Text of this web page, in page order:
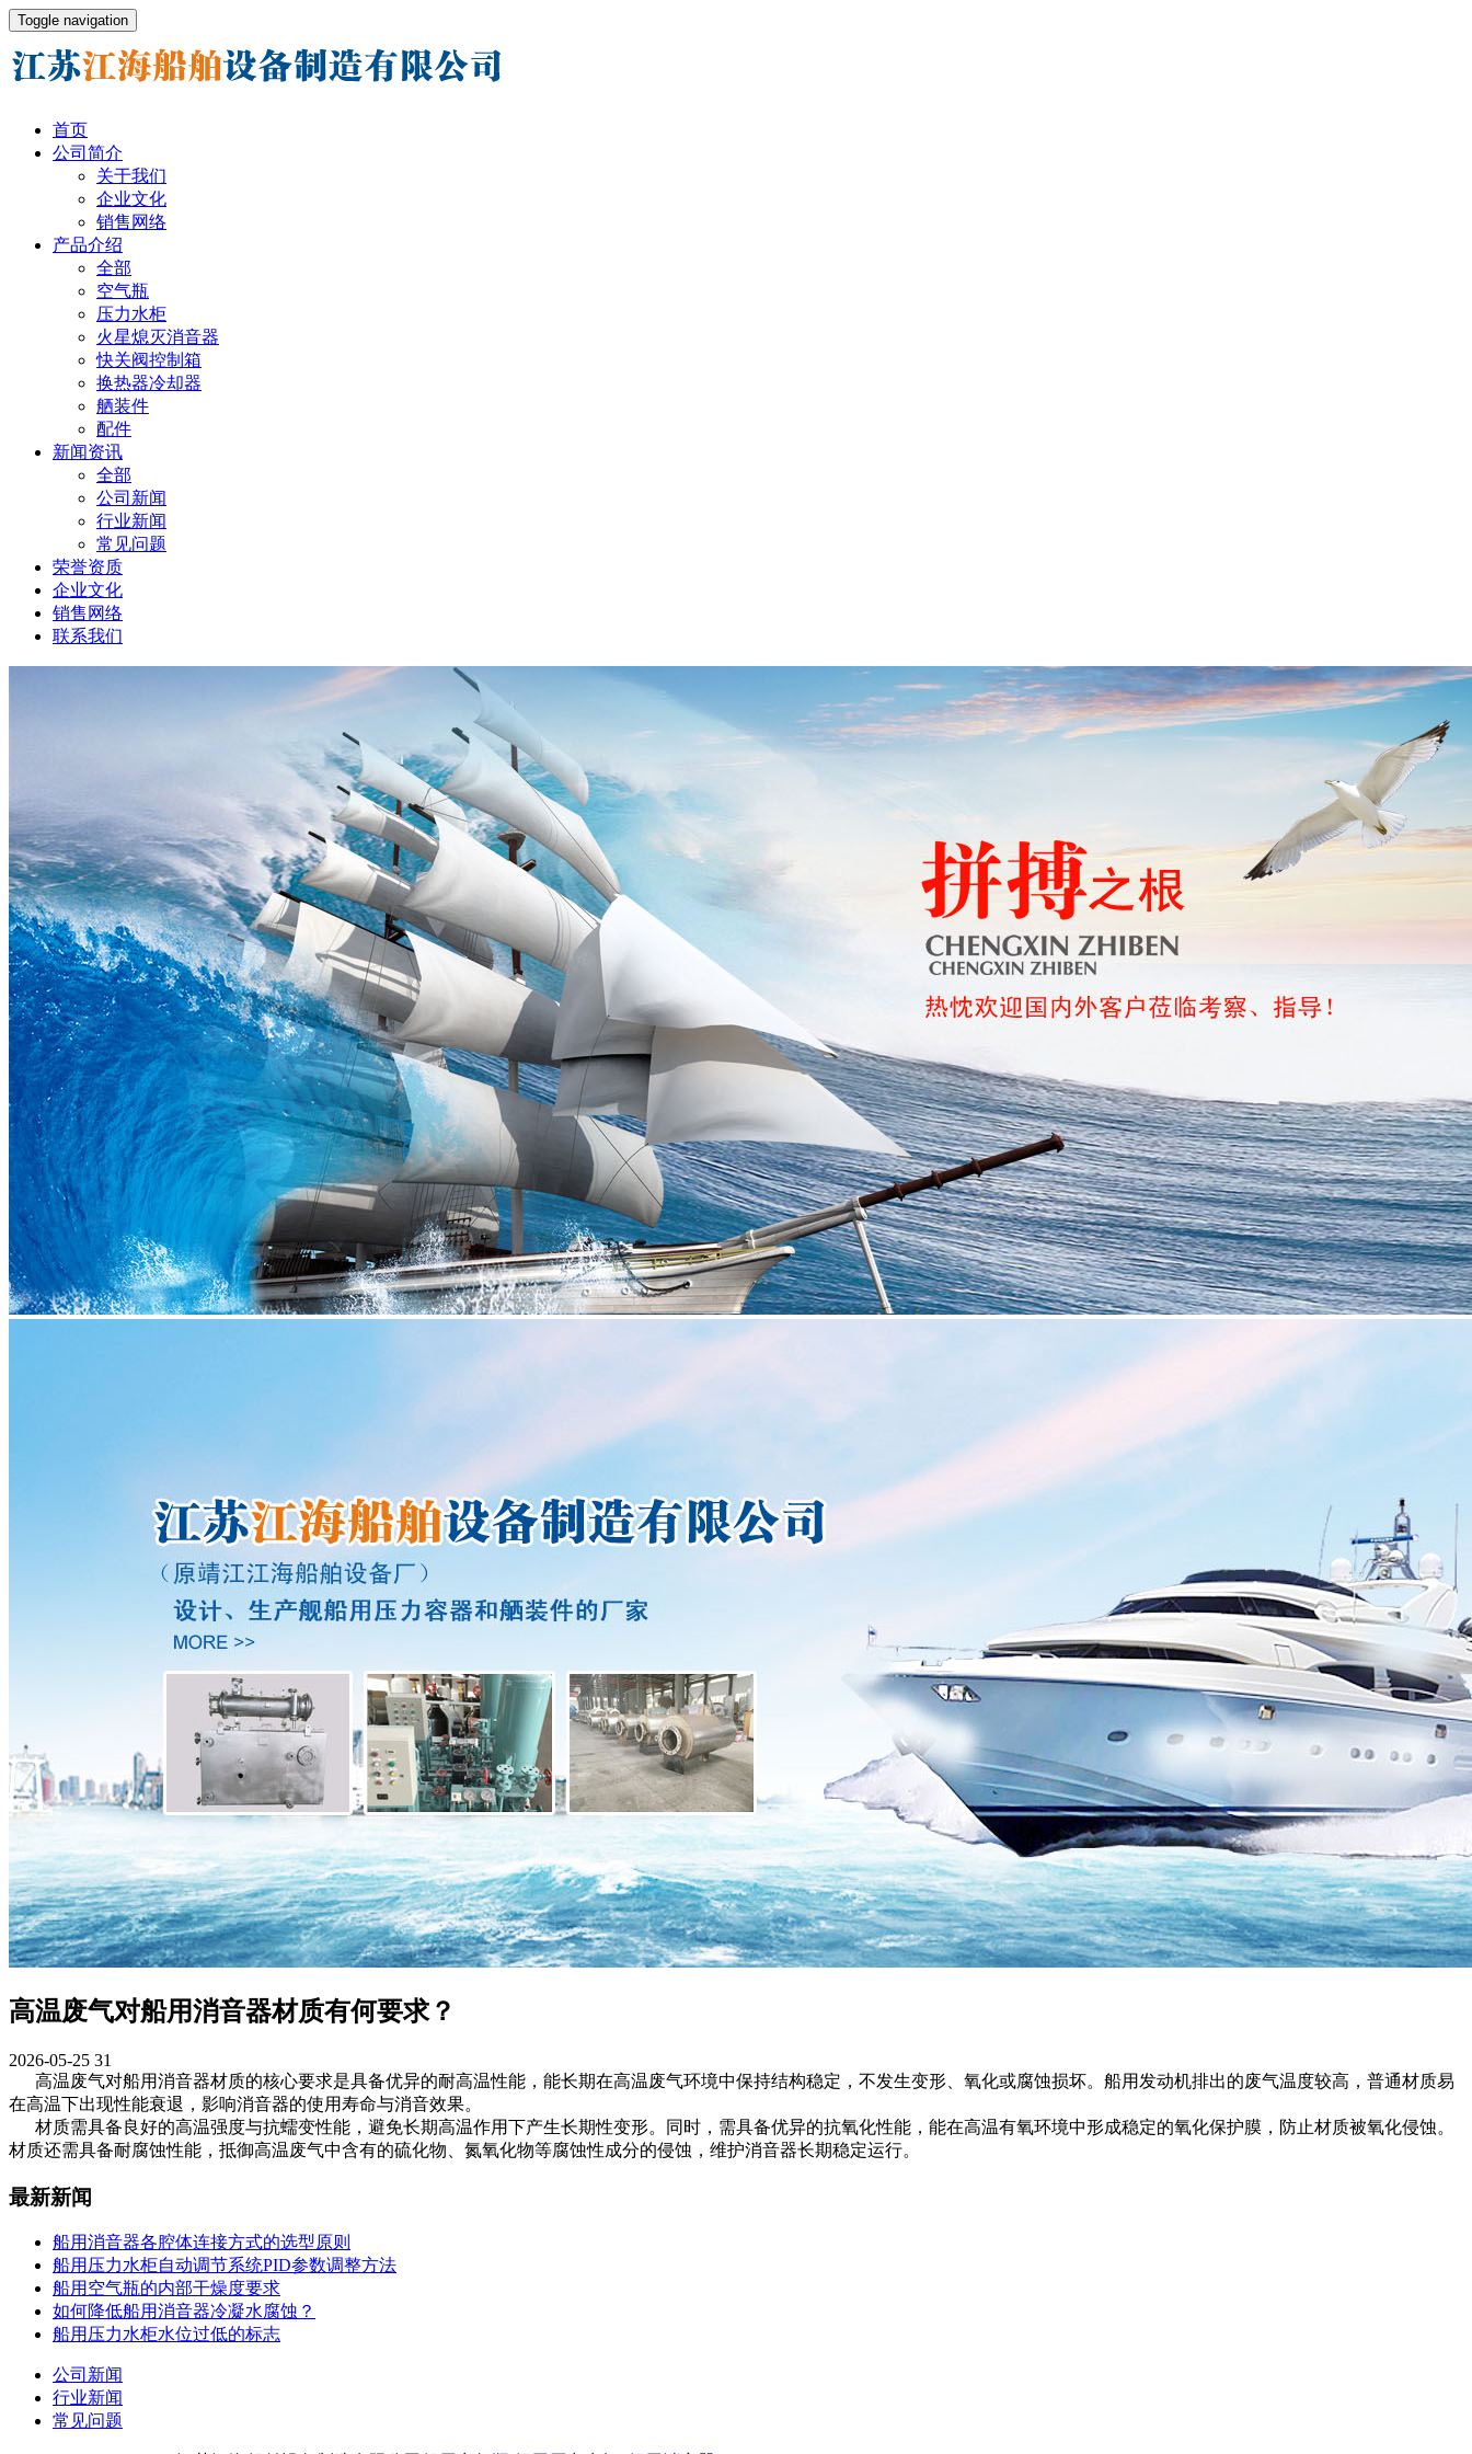
Toggle navigation
首页
公司简介
关于我们
企业文化
销售网络
产品介绍
全部
空气瓶
压力水柜
火星熄灭消音器
快关阀控制箱
换热器冷却器
舾装件
配件
新闻资讯
全部
公司新闻
行业新闻
常见问题
荣誉资质
企业文化
销售网络
联系我们
高温废气对船用消音器材质有何要求？
2026-05-25 31
高温废气对船用消音器材质的核心要求是具备优异的耐高温性能，能长期在高温废气环境中保持结构稳定，不发生变形、氧化或腐蚀损坏。船用发动机排出的废气温度较高，普通材质易
在高温下出现性能衰退，影响消音器的使用寿命与消音效果。
材质需具备良好的高温强度与抗蠕变性能，避免长期高温作用下产生长期性变形。同时，需具备优异的抗氧化性能，能在高温有氧环境中形成稳定的氧化保护膜，防止材质被氧化侵蚀。
材质还需具备耐腐蚀性能，抵御高温废气中含有的硫化物、氮氧化物等腐蚀性成分的侵蚀，维护消音器长期稳定运行。
最新新闻
船用消音器各腔体连接方式的选型原则
船用压力水柜自动调节系统PID参数调整方法
船用空气瓶的内部干燥度要求
如何降低船用消音器冷凝水腐蚀？
船用压力水柜水位过低的标志
公司新闻
行业新闻
常见问题